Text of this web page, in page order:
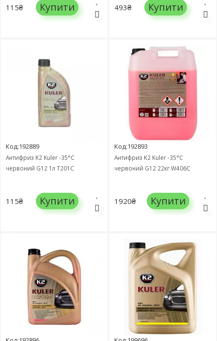
115₴ Купити 493₴ Купити
Код:192889
Антифриз K2 Kuler -35°C
червоний G12 1л T201C
115₴ Купити
Код:192893
Антифриз K2 Kuler -35°C
червоний G12 22кг W406C
1920₴ Купити